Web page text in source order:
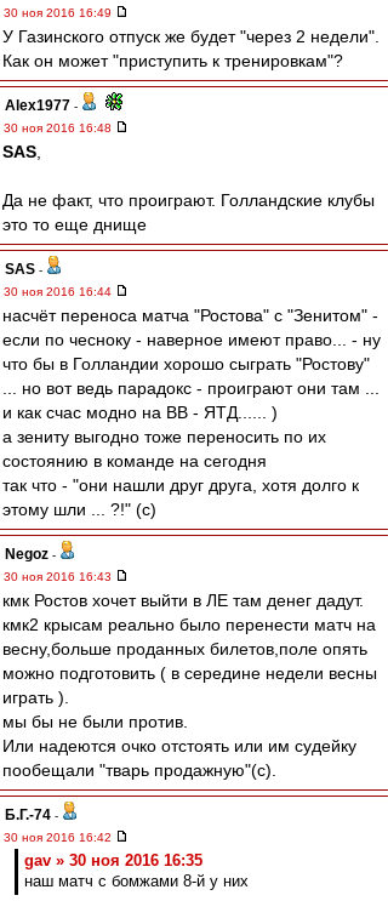
30 ноя 2016 16:49
У Газинского отпуск же будет "через 2 недели".
Как он может "приступить к тренировкам"?
Alex1977 -
30 ноя 2016 16:48
SAS
Да не факт, что проиграют. Голландские клубы
это то еще днище
SAS -
30 ноя 2016 16:44
насчёт переноса матча "Ростова" с "Зенитом" -
если по чесноку - наверное имеют право... - ну
что бы в Голландии хорошо сыграть "Ростову"
... но вот ведь парадокс - проиграют они там ...
и как счас модно на ВВ - ЯТД...... )
а зениту выгодно тоже переносить по их
состоянию в команде на сегодня
так что - "они нашли друг друга, хотя долго к
этому шли ... ?!" (c)
Negoz -
30 ноя 2016 16:43
кмк Ростов хочет выйти в ЛЕ там денег дадут.
кмк2 крысам реально было перенести матч на
весну,больше проданных билетов,поле опять
можно подготовить ( в середине недели весны
играть ).
мы бы не были против.
Или надеются очко отстоять или им судейку
пообещали "тварь продажную"(с).
Б.Г.-74 -
30 ноя 2016 16:42
gav » 30 ноя 2016 16:35
наш матч с бомжами 8-й у них